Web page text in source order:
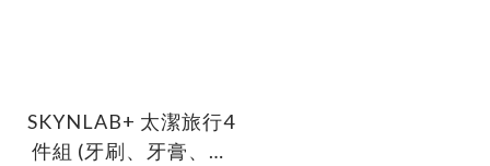
SKYNLAB+ 太潔旅行4
件組 (牙刷、牙膏、漱